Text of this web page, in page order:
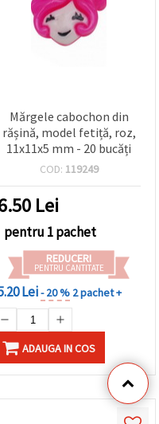
Mărgele cabochon din
rășină, model fetiță, roz,
11x11x5 mm - 20 bucăți
COD: 119249
Lei
pentru 1 pachet
REDUCERI
PENTRU CANTITATE
Lei- 20 % 2 pachet +
ADAUGA IN COS